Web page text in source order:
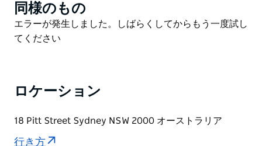
Product
List
同様のもの
Product
List
エラーが発生しました。しばらくしてからもう一度試し
てください
ロケーション
18 Pitt Street Sydney NSW 2000 オーストラリア
行き方